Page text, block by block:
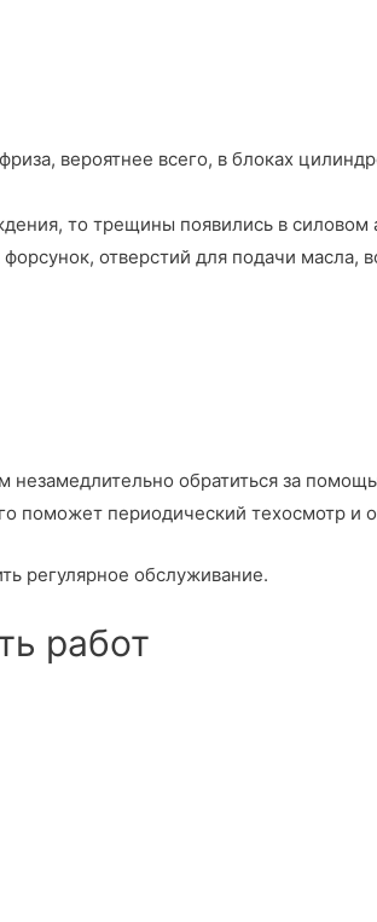
вероятнее всего, в блоках
то трещины появились в силовом
отверстий для подачи масла,
обратиться за
поможет периодический техосмотр и
регулярное обслуживание.
работ